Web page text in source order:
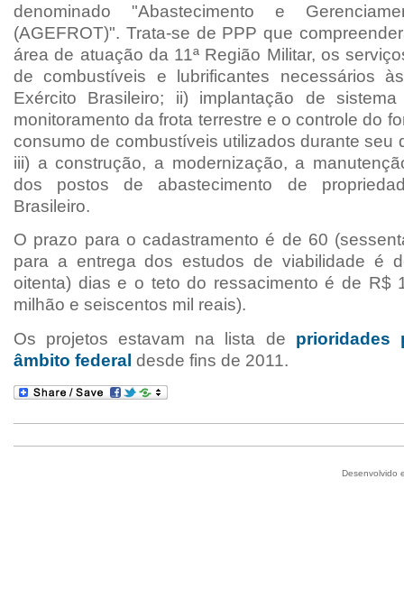
denominado "Abastecimento e
(AGEFROT)". Trata-se de PPP que
área de atuação da 11ª Região Militar, os
de combustíveis e lubrificantes necessários
Exército Brasileiro; ii) implantação de
monitoramento dafrota terrestre e o controle do
consumo de combustíveis utilizados durante seu
iii) a construção, a modernização, a
dos postos de abastecimento de
Brasileiro.
O prazo para o cadastramento é de 60
para a entrega dos estudos de viabilidade é
oitenta) dias e o teto do ressacimento é de R$
milhão e seiscentos mil reais).
Os projetos estavam na lista de prioridades
âmbito federal desde fins de 2011.
Desenvolvido